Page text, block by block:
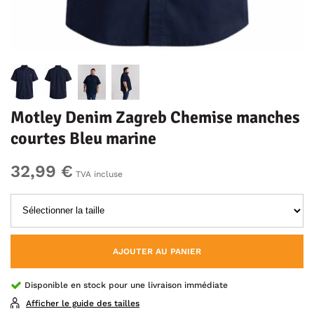
Motley Denim Zagreb Chemise manches
courtes Bleu marine
32,99 € TVA incluse
AJOUTER AU PANIER
Disponible en stock pour une livraison immédiate
Afficher le guide des tailles